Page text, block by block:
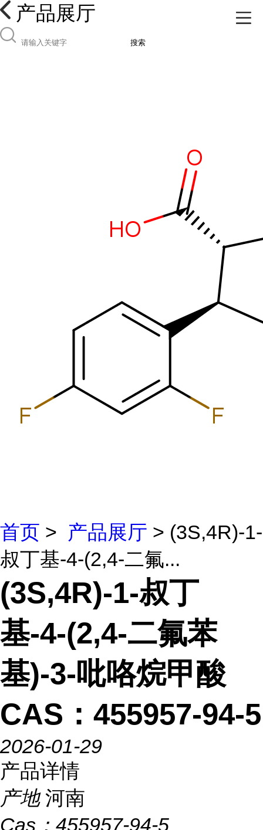
产品展厅
搜索
首页 > 产品展厅 > (3S,4R)-1-
叔丁基-4-(2,4-二氟...
(3S,4R)-1-叔丁
基-4-(2,4-二氟苯
基)-3-吡咯烷甲酸
CAS：455957-94-5
2026-01-29
产品详情
产地 河南
Cas： 455957-94-5